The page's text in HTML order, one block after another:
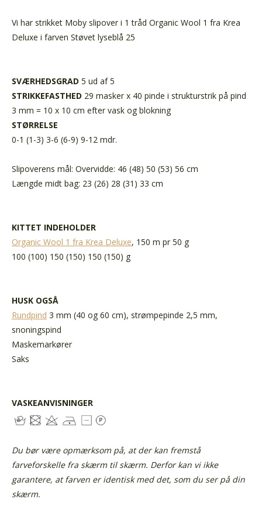
Vi har strikket Moby slipover i 1 tråd Organic Wool 1 fra Krea
Deluxe i farven Støvet lyseblå 25
SVÆRHEDSGRAD 5 ud af 5
STRIKKEFASTHED 29 masker x 40 pinde i strukturstrik på pind
3 mm = 10 x 10 cm efter vask og blokning
STØRRELSE
0-1 (1-3) 3-6 (6-9) 9-12 mdr.
Slipoverens mål: Overvidde: 46 (48) 50 (53) 56 cm
Længde midt bag: 23 (26) 28 (31) 33 cm
KITTET INDEHOLDER
Organic Wool 1 fra Krea Deluxe, 150 m pr 50 g
100 (100) 150 (150) 150 (150) g
HUSK OGSÅ
Rundpind 3 mm (40 og 60 cm), strømpepinde 2,5 mm,
snoningspind
Maskemarkører
Saks
VASKEANVISNINGER
Du bør være opmærksom på, at der kan fremstå
farveforskelle fra skærm til skærm. Derfor kan vi ikke
garantere, at farven er identisk med det, som du ser på din
skærm.